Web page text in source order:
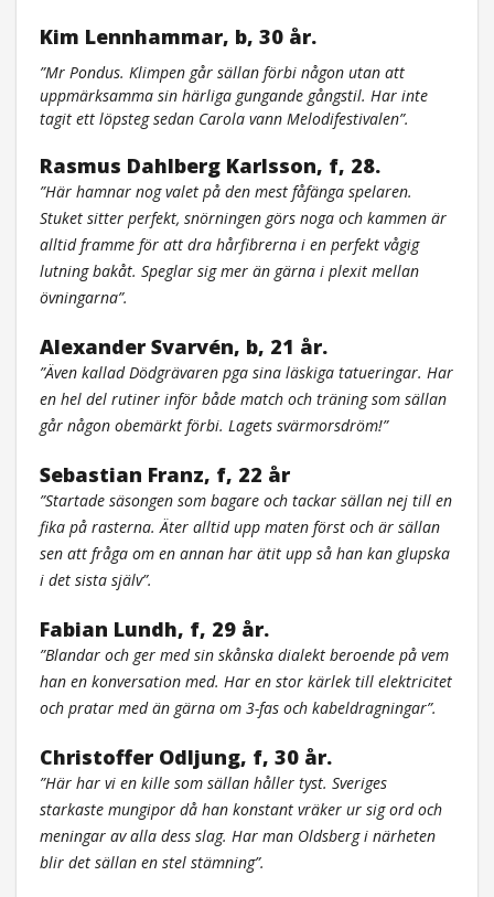
Kim Lennhammar, b, 30 år.
”Mr Pondus. Klimpen går sällan förbi någon utan att
uppmärksamma sin härliga gungande gångstil. Har inte
tagit ett löpsteg sedan Carola vann Melodifestivalen”.
Rasmus Dahlberg Karlsson, f, 28.
”Här hamnar nog valet på den mest fåfänga spelaren.
Stuket sitter perfekt, snörningen görs noga och kammen är
alltid framme för att dra hårfibrerna i en perfekt vågig
lutning bakåt. Speglar sig mer än gärna i plexit mellan
övningarna”.
Alexander Svarvén, b, 21 år.
”Även kallad Dödgrävaren pga sina läskiga tatueringar. Har
en hel del rutiner inför både match och träning som sällan
går någon obemärkt förbi. Lagets svärmorsdröm!”
Sebastian Franz, f, 22 år
”Startade säsongen som bagare och tackar sällan nej till en
fika på rasterna. Äter alltid upp maten först och är sällan
sen att fråga om en annan har ätit upp så han kan glupska
i det sista själv”.
Fabian Lundh, f, 29 år.
”Blandar och ger med sin skånska dialekt beroende på vem
han en konversation med. Har en stor kärlek till elektricitet
och pratar med än gärna om 3-fas och kabeldragningar”.
Christoffer Odljung, f, 30 år.
”Här har vi en kille som sällan håller tyst. Sveriges
starkaste mungipor då han konstant vräker ur sig ord och
meningar av alla dess slag. Har man Oldsberg i närheten
blir det sällan en stel stämning”.